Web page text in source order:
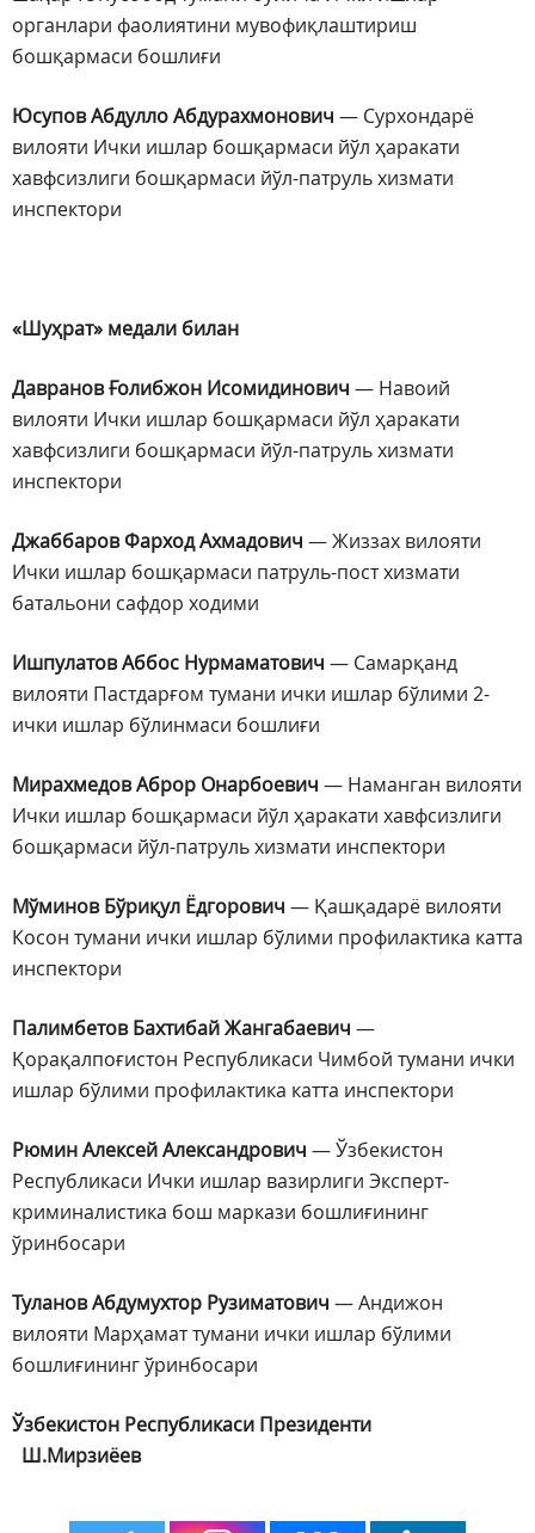
органлари фаолиятини мувофиқлаштириш
бошқармаси бошлиғи
Юсупов Абдулло Абдурахмонович — Сурхондарё
вилояти Ички ишлар бошқармаси йўл ҳаракати
хавфсизлиги бошқармаси йўл-патруль хизмати
инспектори
«Шуҳрат» медали билан
Давранов Ғолибжон Исомидинович — Навоий
вилояти Ички ишлар бошқармаси йўл ҳаракати
хавфсизлиги бошқармаси йўл-патруль хизмати
инспектори
Джаббаров Фарход Ахмадович — Жиззах вилояти
Ички ишлар бошқармаси патруль-пост хизмати
батальони сафдор ходими
Ишпулатов Аббос Нурмаматович — Самарқанд
вилояти Пастдарғом тумани ички ишлар бўлими 2-
ички ишлар бўлинмаси бошлиғи
Мирахмедов Аброр Онарбоевич — Наманган вилояти
Ички ишлар бошқармаси йўл ҳаракати хавфсизлиги
бошқармаси йўл-патруль хизмати инспектори
Мўминов Бўриқул Ёдгорович — Қашқадарё вилояти
Косон тумани ички ишлар бўлими профилактика катта
инспектори
Палимбетов Бахтибай Жангабаевич —
Қорақалпоғистон Республикаси Чимбой тумани ички
ишлар бўлими профилактика катта инспектори
Рюмин Алексей Александрович — Ўзбекистон
Республикаси Ички ишлар вазирлиги Эксперт-
криминалистика бош маркази бошлиғининг
ўринбосари
Туланов Абдумухтор Рузиматович — Андижон
вилояти Марҳамат тумани ички ишлар бўлими
бошлиғининг ўринбосари
Ўзбекистон Республикаси Президенти
Ш.Мирзиёев